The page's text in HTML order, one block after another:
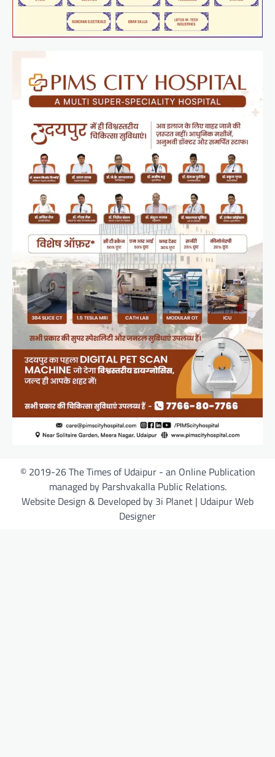
© 2019-26 The Times of Udaipur - an Online Publication
managed by Parshvakalla Public Relations.
Website Design & Developed by 3i Planet | Udaipur Web
Designer